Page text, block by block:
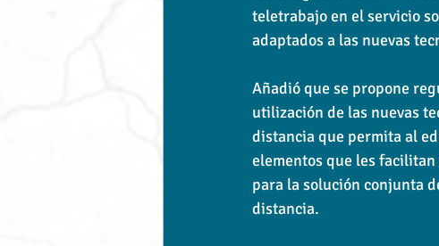
teletrabajo en el servicio
adaptados a las nuevas
Añadió que se propone
utilización de las nuevas
distancia que permita al
elementos que les
para la solución conjunta
distancia.